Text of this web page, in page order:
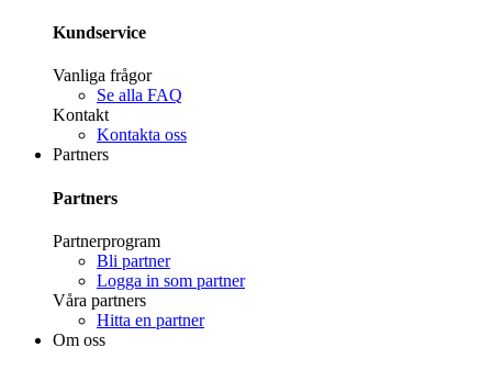
Kundservice
Vanliga frågor
Se alla FAQ
Kontakt
Kontakta oss
Partners
Partners
Partnerprogram
Bli partner
Logga in som partner
Våra partners
Hitta en partner
Om oss